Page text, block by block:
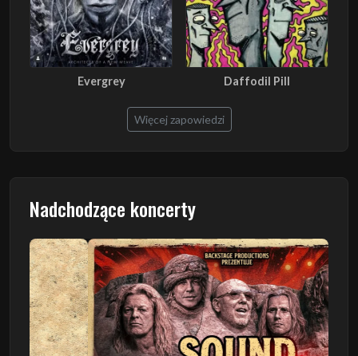
Evergrey Daffodil Pill
Więcej zapowiedzi
Nadchodzące koncerty